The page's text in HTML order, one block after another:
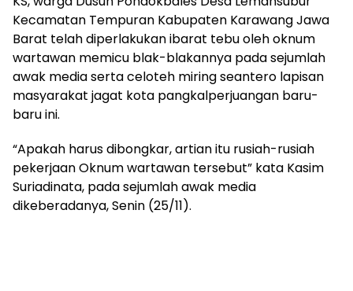
Kecamatan Tempuran Kabupaten Karawang Jawa
Barat telah diperlakukan ibarat tebu oleh oknum
wartawan memicu blak-blakannya pada sejumlah
awak media serta celoteh miring seantero lapisan
masyarakat jagat kota pangkalperjuangan baru-
baru ini.
“Apakah harus dibongkar, artian itu rusiah-rusiah
pekerjaan Oknum wartawan tersebut” kata Kasim
Suriadinata, pada sejumlah awak media
dikeberadanya, Senin (25/11).